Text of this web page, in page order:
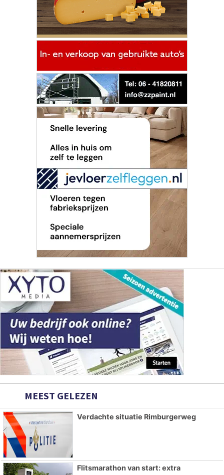
MEEST GELEZEN
Verdachte situatie Rimburgerweg
Flitsmarathon van start: extra